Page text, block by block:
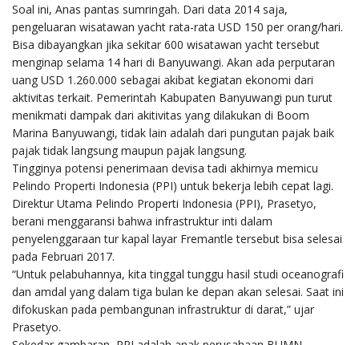
Soal ini, Anas pantas sumringah. Dari data 2014 saja,
pengeluaran wisatawan yacht rata-rata USD 150 per orang/hari.
Bisa dibayangkan jika sekitar 600 wisatawan yacht tersebut
menginap selama 14 hari di Banyuwangi. Akan ada perputaran
uang USD 1.260.000 sebagai akibat kegiatan ekonomi dari
aktivitas terkait. Pemerintah Kabupaten Banyuwangi pun turut
menikmati dampak dari akitivitas yang dilakukan di Boom
Marina Banyuwangi, tidak lain adalah dari pungutan pajak baik
pajak tidak langsung maupun pajak langsung.
Tingginya potensi penerimaan devisa tadi akhirnya memicu
Pelindo Properti Indonesia (PPI) untuk bekerja lebih cepat lagi.
Direktur Utama Pelindo Properti Indonesia (PPI), Prasetyo,
berani menggaransi bahwa infrastruktur inti dalam
penyelenggaraan tur kapal layar Fremantle tersebut bisa selesai
pada Februari 2017.
“Untuk pelabuhannya, kita tinggal tunggu hasil studi oceanografi
dan amdal yang dalam tiga bulan ke depan akan selesai. Saat ini
difokuskan pada pembangunan infrastruktur di darat,” ujar
Prasetyo.